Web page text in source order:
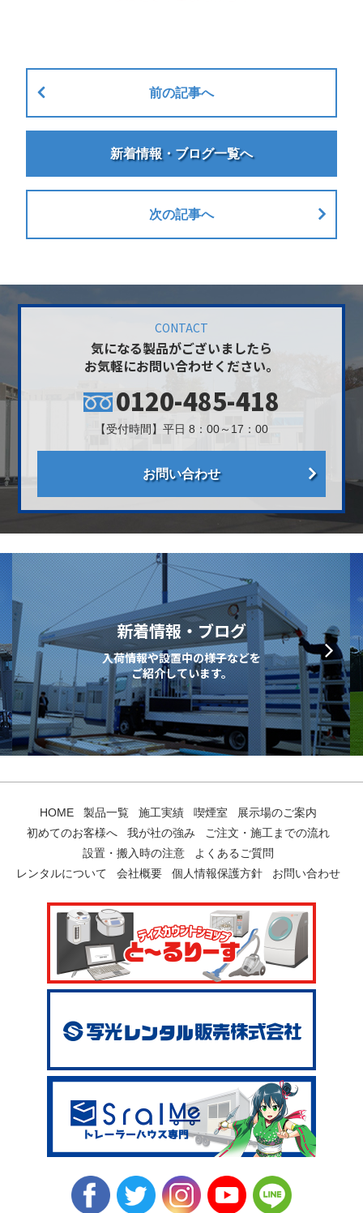
前の記事へ
新着情報・ブログ一覧へ
次の記事へ
CONTACT
気になる製品がございましたら
お気軽にお問い合わせください。
0120-485-418
【受付時間】平日 8：00～17：00
お問い合わせ
新着情報・ブログ
入荷情報や設置中の様子などを
ご紹介しています。
HOME 製品一覧 施工実績 喫煙室
展示場のご案内
初めてのお客様へ
我が社の強み
ご注文・施工までの流れ
設置・搬入時の注意
よくあるご質問
レンタルについて
会社概要 個人情報保護方針 お問い合わせ